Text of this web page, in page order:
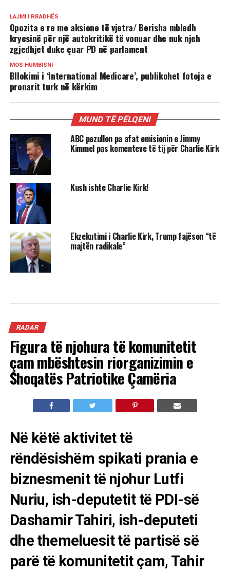
LAJMI I RRADHËS
Opozita e re me aksione të vjetra/ Berisha mbledh
kryesinë për një autokritikë të vonuar dhe nuk njeh
zgjedhjet duke çuar PD në parlament
MOS HUMBISNI
Bllokimi i ‘International Medicare’, publikohet fotoja e
pronarit turk në kërkim
MUND TË PËLQENI
ABC pezullon pa afat emisionin e Jimmy
Kimmel pas komenteve të tij për Charlie Kirk
Kush ishte Charlie Kirk!
Ekzekutimi i Charlie Kirk, Trump fajëson “të
majtën radikale”
RADAR
Figura të njohura të komunitetit
çam mbështesin riorganizimin e
Shoqatës Patriotike Çamëria
Në këtë aktivitet të
rëndësishëm spikati prania e
biznesmenit të njohur Lutfi
Nuriu, ish-deputetit të PDI-së
Dashamir Tahiri, ish-deputeti
dhe themeluesit të partisë së
parë të komunitetit çam, Tahir